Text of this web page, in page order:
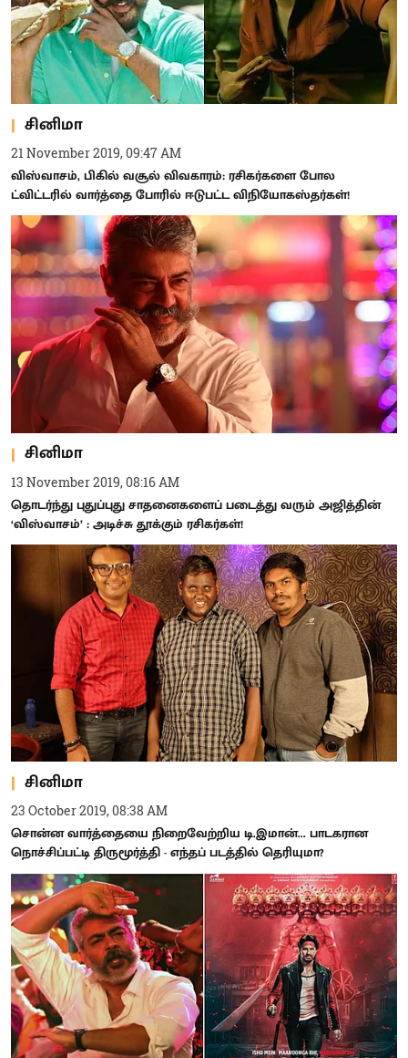
சினிமா
21 November 2019, 09:47 AM
விஸ்வாசம், பிகில் வசூல் விவகாரம்: ரசிகர்களை போல
ட்விட்டரில் வார்த்தை போரில் ஈடுபட்ட விநியோகஸ்தர்கள்!
சினிமா
13 November 2019, 08:16 AM
தொடர்ந்து புதுப்புது சாதனைகளைப் படைத்து வரும் அஜித்தின்
‘விஸ்வாசம்’ : அடிச்சு தூக்கும் ரசிகர்கள்!
சினிமா
23 October 2019, 08:38 AM
சொன்ன வார்த்தையை நிறைவேற்றிய டி.இமான்... பாடகரான
நொச்சிப்பட்டி திருமூர்த்தி - எந்தப் படத்தில் தெரியுமா?